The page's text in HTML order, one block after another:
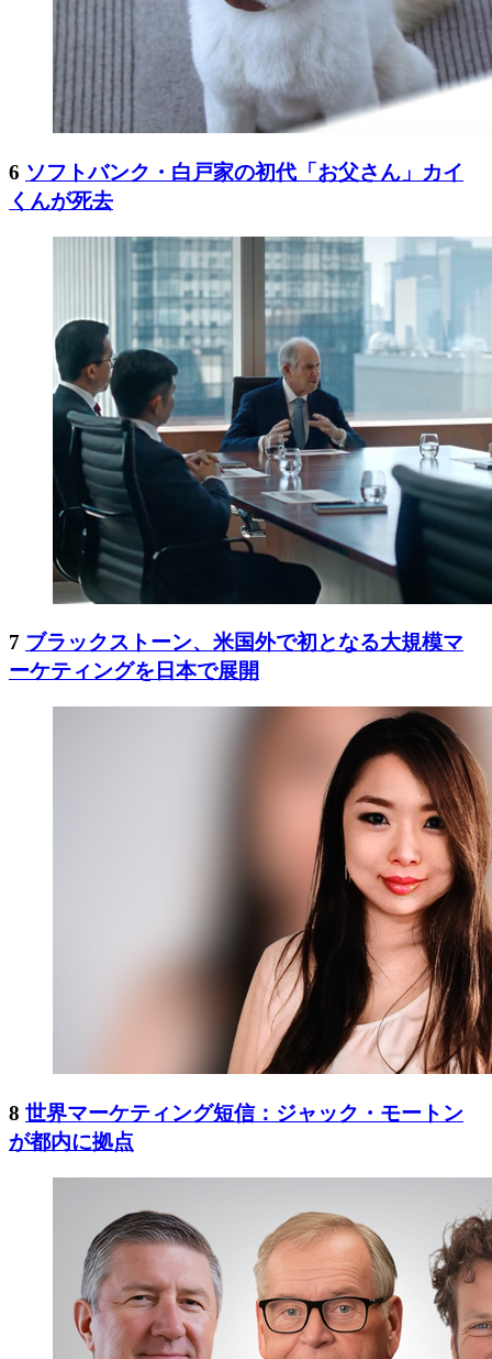
6 ソフトバンク・白戸家の初代「お父さん」カイ
くんが死去
7 ブラックストーン、米国外で初となる大規模マ
ーケティングを日本で展開
8 世界マーケティング短信：ジャック・モートン
が都内に拠点